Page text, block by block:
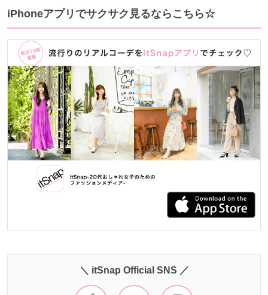
iPhoneアプリでサクサク見るならこちら☆
＼ itSnap Official SNS ／